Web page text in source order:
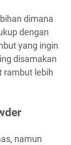
dimana
dengan
yang ingin
disamakan
rambut lebih
namun